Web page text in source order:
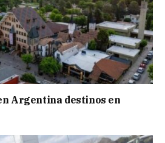
Argentina destinos en